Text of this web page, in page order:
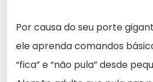
Por causa do seu porte
ele aprenda comandos
“fica” e “não pula” desde